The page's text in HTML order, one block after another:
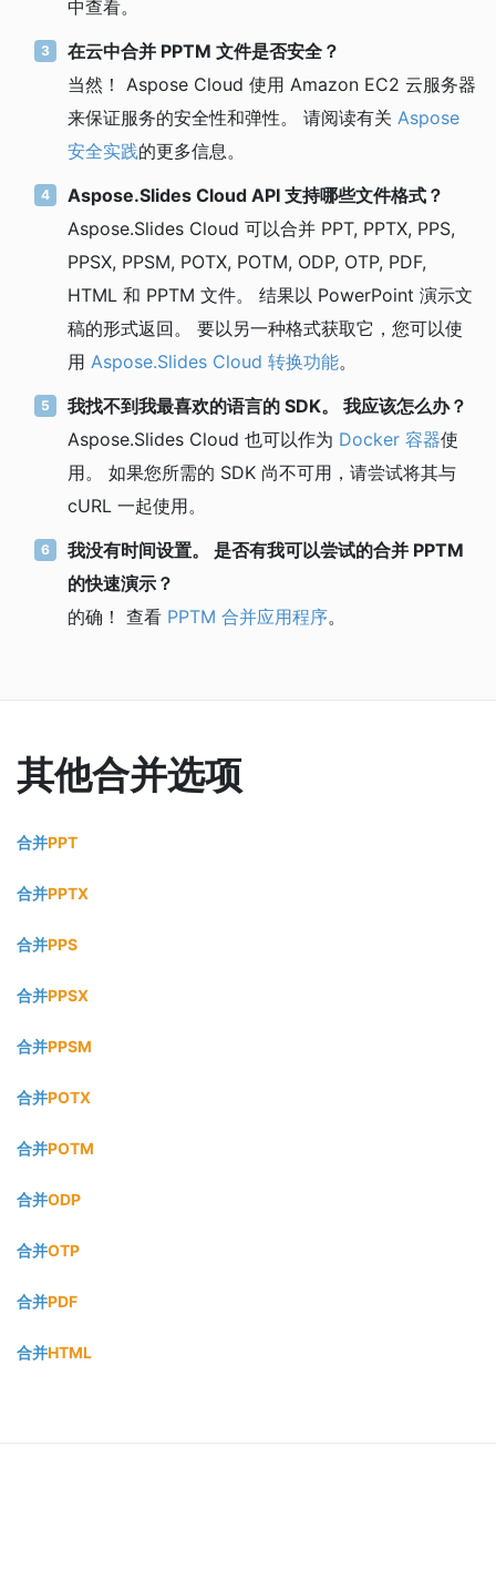
中查看。
在云中合并 PPTM 文件是否安全？
当然！ Aspose Cloud 使用 Amazon EC2 云服务器
来保证服务的安全性和弹性。 请阅读有关 Aspose
安全实践的更多信息。
Aspose.Slides Cloud API 支持哪些文件格式？
Aspose.Slides Cloud 可以合并 PPT, PPTX, PPS,
PPSX, PPSM, POTX, POTM, ODP, OTP, PDF,
HTML 和 PPTM 文件。 结果以 PowerPoint 演示文
稿的形式返回。 要以另一种格式获取它，您可以使
用 Aspose.Slides Cloud 转换功能。
我找不到我最喜欢的语言的 SDK。 我应该怎么办？
Aspose.Slides Cloud 也可以作为 Docker 容器使
用。 如果您所需的 SDK 尚不可用，请尝试将其与
cURL 一起使用。
我没有时间设置。 是否有我可以尝试的合并 PPTM
的快速演示？
的确！ 查看 PPTM 合并应用程序。
其他合并选项
合并PPT
合并PPTX
合并PPS
合并PPSX
合并PPSM
合并POTX
合并POTM
合并ODP
合并OTP
合并PDF
合并HTML